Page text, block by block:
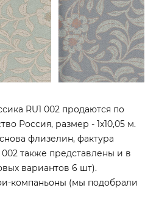
RU1 002 продаются по
Россия, размер - 1x10,05 м.
флизелин, фактура
также представлены и в
вариантов 6 шт).
компаньоны (мы подобрали